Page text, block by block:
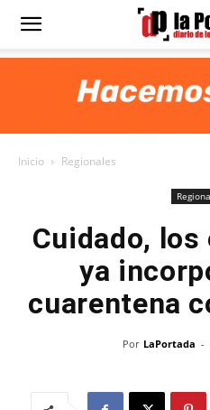
Diario
Inicio Regionales
Cuidado,
ya
cuarentena
Por LaPortada -